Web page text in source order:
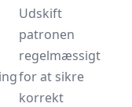
Udskift
patronen
regelmæssigt
for at sikre
korrekt